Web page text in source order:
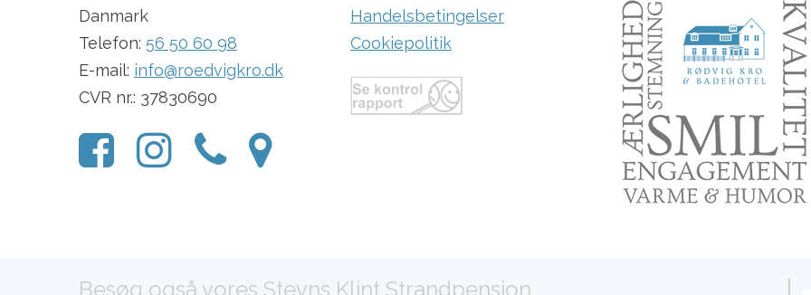
Danmark
Telefon: 56 50 60 98
E-mail: info@roedvigkro.dk
CVR nr.: 37830690
Handelsbetingelser
Cookiepolitik
Besøg også vores Stevns Klint Strandpension